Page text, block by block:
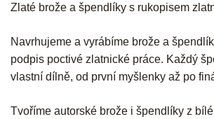
Zlaté brože a špendlíky s rukopisem
Navrhujeme a vyrábíme brože a
podpis poctivé zlatnické práce. Každý
vlastní dílně, od první myšlenky až po
Tvoříme autorské brože i špendlíky z